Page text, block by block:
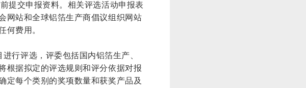
提交申报资料。相关评选活动申报表
网站和全球铝箔生产商倡议组织网站
何费用。
行评选，评委包括国内铝箔生产、
根据拟定的评选规则和评分依据对报
定每个类别的奖项数量和获奖产品及